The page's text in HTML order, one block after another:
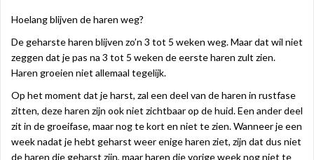
Hoelang blijven de haren weg?
De geharste haren blijven zo’n 3 tot 5 weken weg. Maar dat wil niet
zeggen dat je pas na 3 tot 5 weken de eerste haren zult zien.
Haren groeien niet allemaal tegelijk.
Op het moment dat je harst, zal een deel van de haren in rustfase
zitten, deze haren zijn ook niet zichtbaar op de huid. Een ander deel
zit in de groeifase, maar nog te kort en niet te zien. Wanneer je een
week nadat je hebt geharst weer enige haren ziet, zijn dat dus niet
de haren die geharst zijn, maar haren die vorige week nog niet te